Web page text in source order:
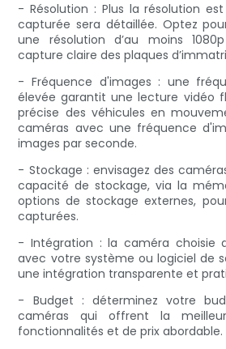
- Résolution : Plus la résolution
capturée sera détaillée. Optez
une résolution d’au moins
capture claire des plaques
- Fréquence d'images : une
élevée garantit une lecture vidéo
précise des véhicules en
caméras avec une fréquence
images par seconde.
- Stockage : envisagez des
capacité de stockage, via la
options de stockage externes,
capturées.
- Intégration : la caméra choisie
avec votre système ou logiciel de
une intégration transparente et
- Budget : déterminez votre
caméras qui offrent la
fonctionnalités et de prix abordable.